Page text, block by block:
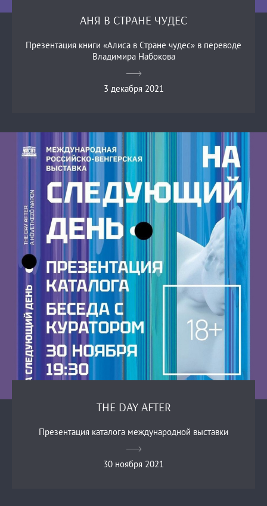
АНЯ В СТРАНЕ ЧУДЕС
Презентация книги «Алиса в Стране чудес» в переводе
Владимира Набокова
3 декабря 2021
THE DAY AFTER
Презентация каталога международной выставки
30 ноября 2021